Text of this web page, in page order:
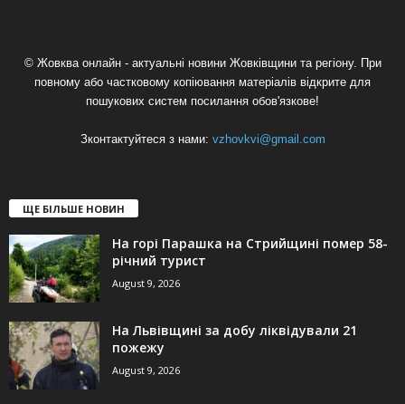
© Жовква онлайн - актуальні новини Жовківщини та регіону. При
повному або частковому копіювання матеріалів відкрите для
пошукових систем посилання обов'язкове!
Зконтактуйтеся з нами: vzhovkvi@gmail.com
ЩЕ БІЛЬШЕ НОВИН
На горі Парашка на Стрийщині помер 58-
річний турист
August 9, 2026
На Львівщині за добу ліквідували 21
пожежу
August 9, 2026